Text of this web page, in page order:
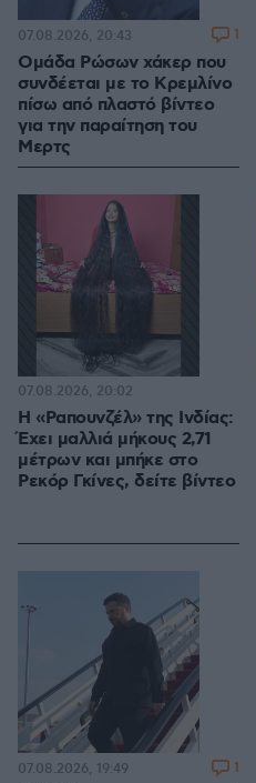
Ομάδα Ρώσων χάκερ που
συνδέεται με το Κρεμλίνο
πίσω από πλαστό βίντεο
για την παραίτηση του
Μερτς
07.08.2026, 20:43 1
Η «Ραπουνζέλ» της Ινδίας:
Έχει μαλλιά μήκους 2,71
μέτρων και μπήκε στο
Ρεκόρ Γκίνες, δείτε βίντεο
07.08.2026, 20:02
07.08.2026, 19:49 1